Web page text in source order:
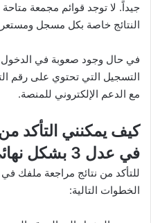
جيداً. لا توجد قوائم مجمعة
النتائج خاصة بكل مسجل
في حال وجود صعوبة في الدخول،
التسجيل التي تحتوي على رقم
مع الدعم الإلكتروني للمنصة.
كيف يمكنني التأكد
في عدل 3 بشكل نهائي؟
الخطوات التالية: